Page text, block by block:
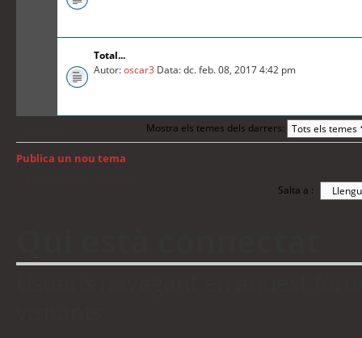
Total...
Autor:oscar3 Data: dc. feb. 08, 2017 4:42 pm
Mostra els temes dels darrers:
Publica un nou tema
Salta a :